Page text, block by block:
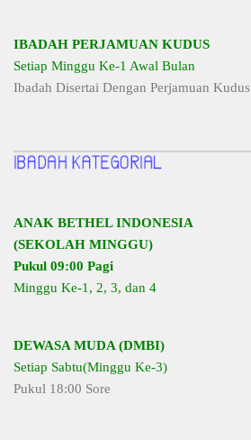
IBADAH PERJAMUAN KUDUS
Setiap Minggu Ke-1 Awal Bulan
Ibadah Disertai Dengan Perjamuan Kudus
ANAK BETHEL INDONESIA
(SEKOLAH MINGGU)
Pukul 09:00 Pagi
Minggu Ke-1, 2, 3, dan 4
DEWASA MUDA (DMBI)
Setiap Sabtu(Minggu Ke-3)
Pukul 18:00 Sore